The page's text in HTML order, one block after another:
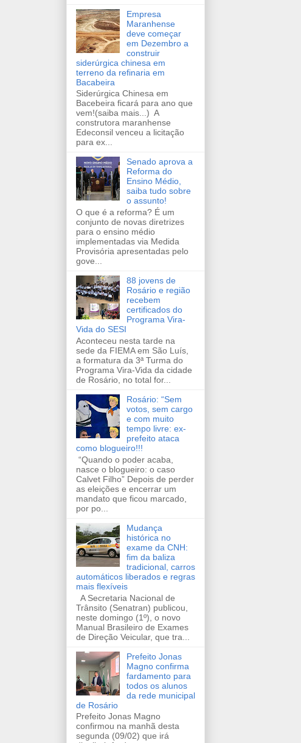
Empresa
Maranhense
deve começar
em Dezembro a
construir
siderúrgica chinesa em
terreno da refinaria em
Bacabeira
Siderúrgica Chinesa em
Bacebeira ficará para ano que
vem!(saiba mais...) A
construtora maranhense
Edeconsil venceu a licitação
para ex...
Senado aprova a
Reforma do
Ensino Médio,
saiba tudo sobre
o assunto!
O que é a reforma? É um
conjunto de novas diretrizes
para o ensino médio
implementadas via Medida
Provisória apresentadas pelo
gove...
88 jovens de
Rosário e região
recebem
certificados do
Programa Vira-
Vida do SESI
Aconteceu nesta tarde na
sede da FIEMA em São Luís,
a formatura da 3ª Turma do
Programa Vira-Vida da cidade
de Rosário, no total for...
Rosário: “Sem
votos, sem cargo
e com muito
tempo livre: ex-
prefeito ataca
como blogueiro!!!
“Quando o poder acaba,
nasce o blogueiro: o caso
Calvet Filho” Depois de perder
as eleições e encerrar um
mandato que ficou marcado,
por po...
Mudança
histórica no
exame da CNH:
fim da baliza
tradicional, carros
automáticos liberados e regras
mais flexíveis
A Secretaria Nacional de
Trânsito (Senatran) publicou,
neste domingo (1º), o novo
Manual Brasileiro de Exames
de Direção Veicular, que tra...
Prefeito Jonas
Magno confirma
fardamento para
todos os alunos
da rede municipal
de Rosário
Prefeito Jonas Magno
confirmou na manhã desta
segunda (09/02) que irá